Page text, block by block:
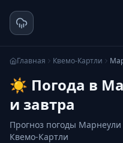
Главная Квемо-Картли
☀️ Погода в
и завтра
Прогноз погоды Марнеули
Квемо-Картли